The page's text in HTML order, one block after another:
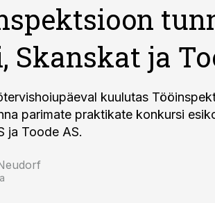
Skanskat ja
kuulutas
parimate praktikate konkursi
ja Toode AS.